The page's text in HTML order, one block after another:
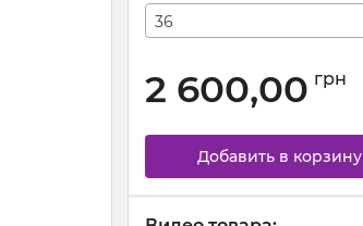
36
2 600,00 грн
Добавить в корзину